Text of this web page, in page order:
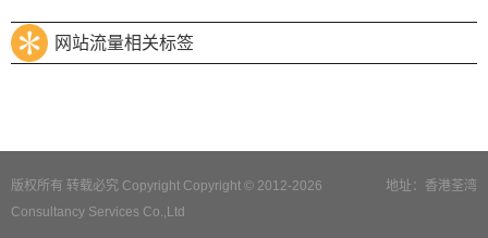
网站流量相关标签
地址：香港荃湾
版权所有 转载必究 Copyright Copyright © 2012-2026
Consultancy Services Co.,Ltd